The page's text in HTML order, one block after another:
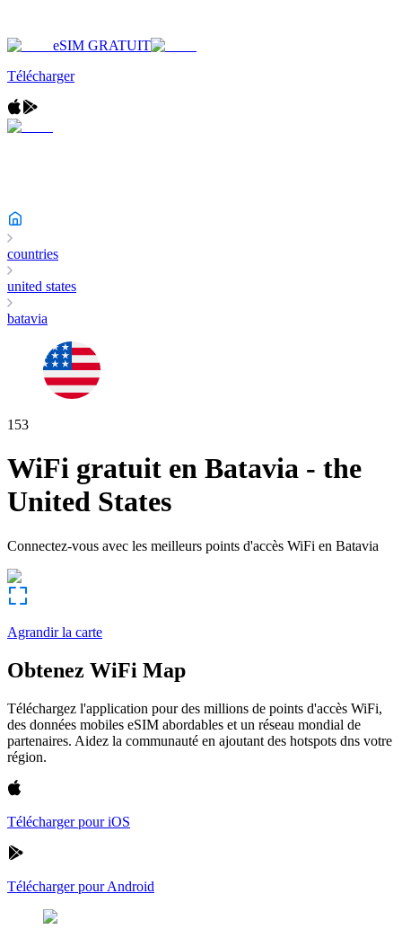
eSIM GRATUIT
Télécharger
countries
united states
batavia
153
WiFi gratuit en Batavia - the
United States
Connectez-vous avec les meilleurs points d'accès WiFi en Batavia
Agrandir la carte
Obtenez WiFi Map
Téléchargez l'application pour des millions de points d'accès WiFi,
des données mobiles eSIM abordables et un réseau mondial de
partenaires. Aidez la communauté en ajoutant des hotspots dns votre
région.
Télécharger pour iOS
Télécharger pour Android